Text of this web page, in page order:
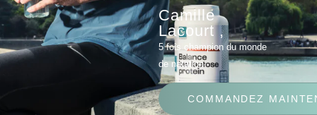
Camille
Lacourt ,
5 fois champion du monde
de natation.
COMMANDEZ